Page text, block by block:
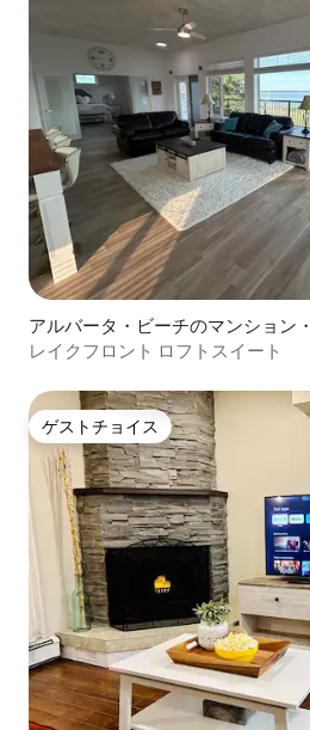
アルバータ・ビーチのマンション
レイクフロント ロフトスイート
ゲストチョイス
ゲストチョイス